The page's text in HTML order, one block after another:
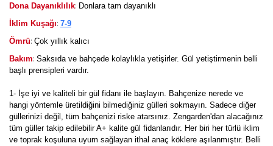
Dona Dayanıklılık: Donlara tam dayanıklı
İklim Kuşağı: 7-9
Ömrü: Çok yıllık kalıcı
Bakım: Saksıda ve bahçede kolaylıkla yetişirler. Gül yetiştirmenin belli
başlı prensipleri vardır.
1- İşe iyi ve kaliteli bir gül fidanı ile başlayın. Bahçenize nerede ve
hangi yöntemle üretildiğini bilmediğiniz gülleri sokmayın. Sadece diğer
güllerinizi değil, tüm bahçenizi riske atarsınız. Zengarden'dan alacağınız
tüm güller takip edilebilir A+ kalite gül fidanlarıdır. Her biri her türlü iklim
ve toprak koşuluna uyum sağlayan ithal anaç köklere aşılanmıştır. Belli